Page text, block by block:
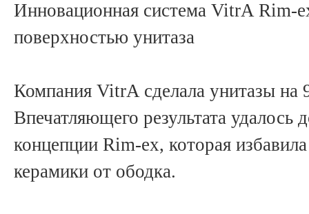
Инновационная система VitrA Rim-
поверхностью унитаза
Компания VitrA сделала унитазы на
Впечатляющего результата удалось
концепции Rim-ex, которая
керамики от ободка.